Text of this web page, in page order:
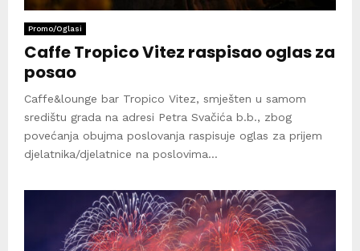
Promo/Oglasi
Caffe Tropico Vitez raspisao oglas za
posao
Caffe&lounge bar Tropico Vitez, smješten u samom
središtu grada na adresi Petra Svačića b.b., zbog
povećanja obujma poslovanja raspisuje oglas za prijem
djelatnika/djelatnice na poslovima...